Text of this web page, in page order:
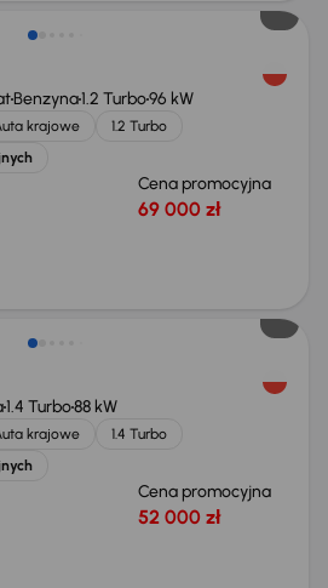
Benzyna1.2 Turbo96 kW
krajowe
1.2 Turbo
Cena promocyjna
69 000 zł
1.4 Turbo88 kW
krajowe
1.4 Turbo
Cena promocyjna
52 000 zł